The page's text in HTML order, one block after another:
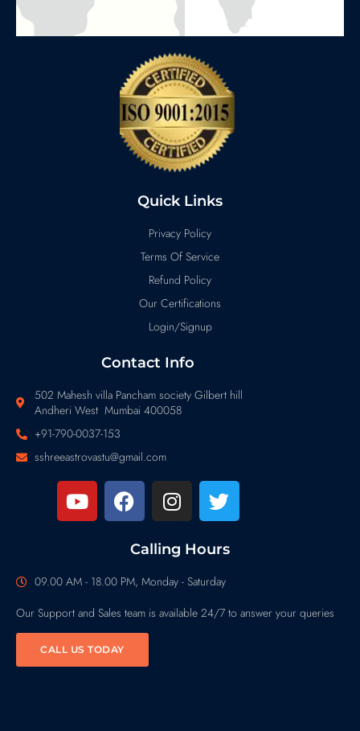
Quick Links
Privacy Policy
Terms Of Service
Refund Policy
Our Certifications
Login/Signup
Contact Info
502 Mahesh villa Pancham society Gilbert hill
Andheri West Mumbai 400058
+91-790-0037-153
sshreeastrovastu@gmail.com
Calling Hours
09.00 AM - 18.00 PM, Monday - Saturday
Our Support and Sales team is available 24/7 to answer your queries
CALL US TODAY